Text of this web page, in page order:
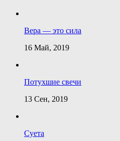
Вера — это сила
16 Май, 2019
Потухшие свечи
13 Сен, 2019
Суета